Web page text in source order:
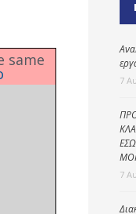
Δημοτική
αστυνομία
same
7
7